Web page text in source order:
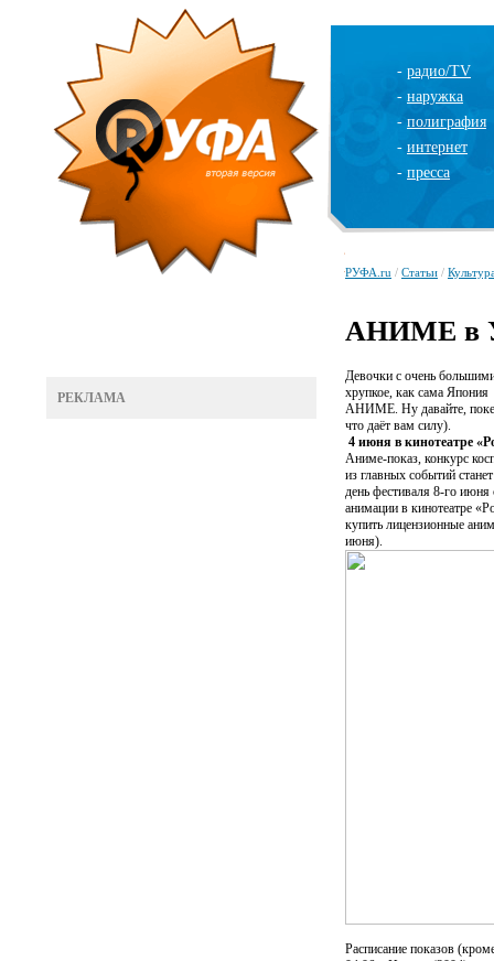
- радио/TV
- наружка
- полиграфия
- интернет
- пресса
РЕКЛАМА
РУФА.ru / Статьи /
АНИМЕ в
Девочки с очень
хрупкое, как сама Япония
АНИМЕ. Ну давайте,
что даёт вам силу).
4 июня в кинотеатре
Аниме-показ, конкурс
из главных событий
день фестиваля 8-го июня
анимации в кинотеатре
купить лицензионные
июня).
Расписание показов